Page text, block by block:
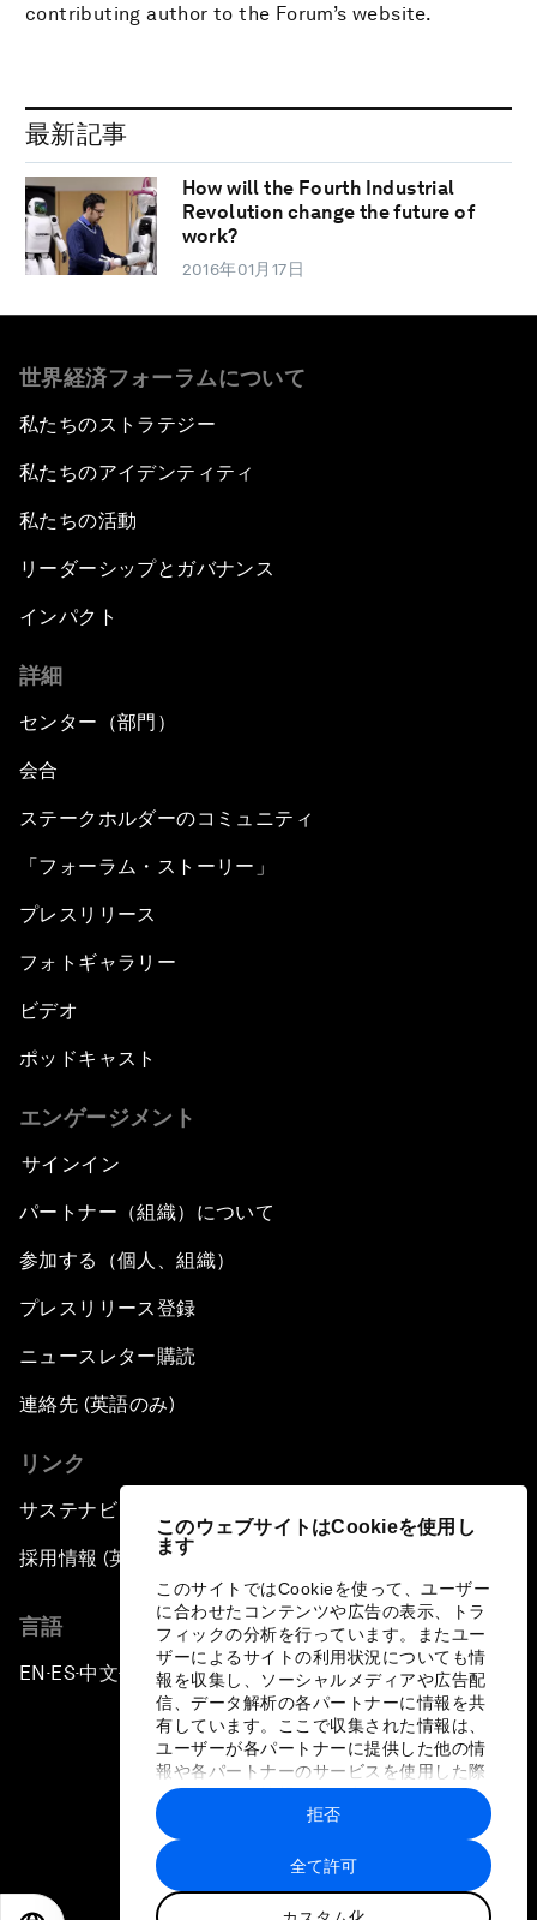
このウェブサイトはCookieを使用し
ます
このサイトではCookieを使って、ユーザー
に合わせたコンテンツや広告の表示、トラ
フィックの分析を行っています。またユー
ザーによるサイトの利用状況についても情
報を収集し、ソーシャルメディアや広告配
信、データ解析の各パートナーに情報を共
有しています。ここで収集された情報は、
ユーザーが各パートナーに提供した他の情
報や各パートナーのサービスを使用した際
に収集された情報と組み合わされ、各パー
トナーによって使用されることがありま
す。
全て許可
拒否
contributing author to the Forum’s website.
最新記事
How will the Fourth Industrial
Revolution change the future of
work?
2016年01月17日
世界経済フォーラムについて
私たちのストラテジー
私たちのアイデンティティ
私たちの活動
リーダーシップとガバナンス
インパクト
詳細
センター（部門）
会合
ステークホルダーのコミュニティ
「フォーラム・ストーリー」
プレスリリース
フォトギャラリー
ビデオ
ポッドキャスト
エンゲージメント
サインイン
パートナー（組織）について
参加する（個人、組織）
プレスリリース登録
ニュースレター購読
連絡先 (英語のみ)
リンク
サステナビリティへの取り組み
採用情報 (英語のみ)
言語
EN ▪ ES▪中文▪ 日本語
プライバシーポリシーと利用規約
サイトマップ